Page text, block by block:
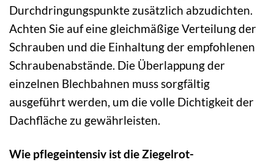
Durchdringungspunkte zusätzlich abzudichten.
Achten Sie auf eine gleichmäßige Verteilung der
Schrauben und die Einhaltung der empfohlenen
Schraubenabstände. Die Überlappung der
einzelnen Blechbahnen muss sorgfältig
ausgeführt werden, um die volle Dichtigkeit der
Dachfläche zu gewährleisten.
Wie pflegeintensiv ist die Ziegelrot-